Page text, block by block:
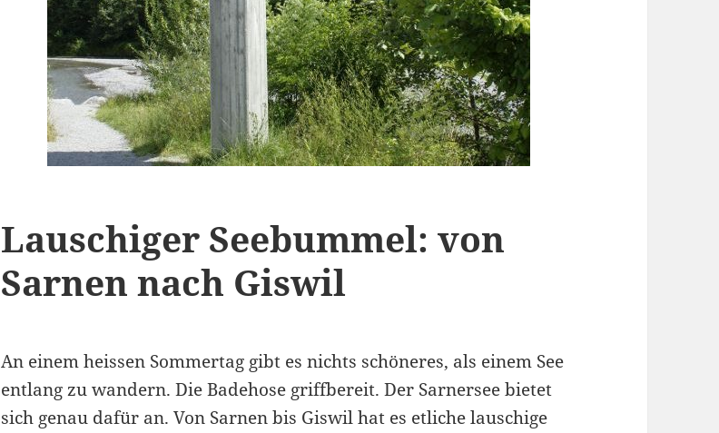
Lauschiger Seebummel: von
Sarnen nach Giswil
An einem heissen Sommertag gibt es nichts schöneres, als einem See
entlang zu wandern. Die Badehose griffbereit. Der Sarnersee bietet
sich genau dafür an. Von Sarnen bis Giswil hat es etliche lauschige